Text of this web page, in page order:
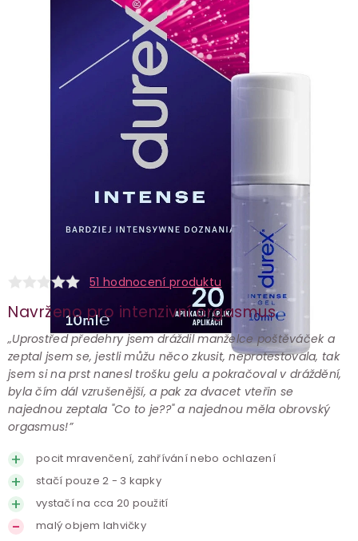
51 hodnocení produktu
Navrženo pro intenzivní orgasmus
„Uprostřed předehry jsem dráždil manželce poštěváček a
zeptal jsem se, jestli můžu něco zkusit, neprotestovala, tak
jsem si na prst nanesl trošku gelu a pokračoval v dráždění,
byla čím dál vzrušenější, a pak za dvacet vteřin se
najednou zeptala "Co to je??" a najednou měla obrovský
orgasmus!”
pocit mravenčení, zahřívání nebo ochlazení
stačí pouze 2 - 3 kapky
vystačí na cca 20 použití
malý objem lahvičky